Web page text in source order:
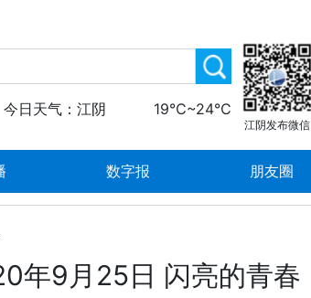
今日天气：江阴 19℃~24℃
江阴发布微信
数字报 朋友圈
年9月25日 闪亮的青春